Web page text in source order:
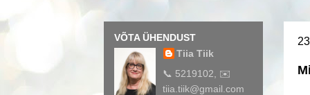
VÕTA ÜHENDUST
Tiia Tiik
📞 5219102, ✉️
tiia.tiik@gmail.com